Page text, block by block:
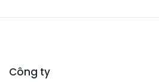
Công ty